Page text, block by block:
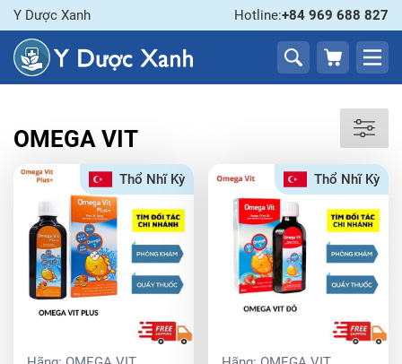
Y Dược Xanh Hotline:+84 969 688 827
OMEGA VIT
Thổ Nhĩ Kỳ Thổ Nhĩ Kỳ